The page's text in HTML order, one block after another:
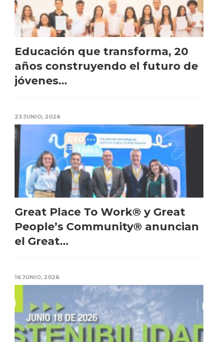
Educación que transforma, 20
años construyendo el futuro de
jóvenes...
23 JUNIO, 2026
Great Place To Work® y Great
People’s Community® anuncian
el Great...
16 JUNIO, 2026